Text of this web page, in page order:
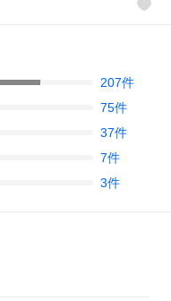
207件
75件
37件
7件
3件